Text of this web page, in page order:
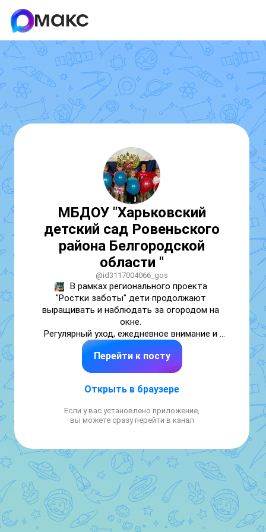
МБДОУ "Харьковский
детский сад Ровеньского
района Белгородской
области "
@id3117004066_gos
В рамках регионального проекта
"Ростки заботы" дети продолжают
выращивать и наблюдать за огородом на
окне.
Регулярный уход, ежедневное внимание и
искренняя забота ребят сделали своё дело!
Дети с гордостью наблюдают за своей
луковой грядкой, записывают свои успехи в
отблагодарила их прекрасным урожаем.
способствует развитию любознательности
живых организмах, об условиях,
необходимых для роста и развития,
развивает этические чувства, учит
радоваться красоте выращиваемых
растений и результатам своего труда.
Перейти к посту
Открыть в браузере
Если у вас установлено приложение,
вы можете сразу перейти в канал